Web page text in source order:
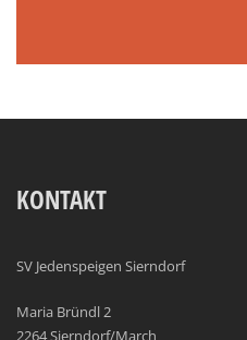
KONTAKT
SV Jedenspeigen Sierndorf
Maria Bründl 2
2264 Sierndorf/March